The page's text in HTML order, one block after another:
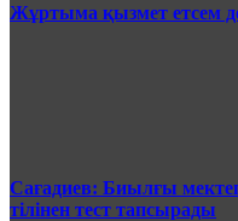
Жұртыма қызмет етсем
Сағадиев: Биылғы
тілінен тест тапсырады